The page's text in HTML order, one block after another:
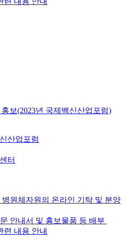
보(2023년 국제백신산업포럼)
산업포럼
터
원체자원의 온라인 기탁 및 분양
안내서 및 홍보물품 등 배부
련 내용 안내